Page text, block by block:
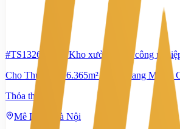
#TS13260085 -Kho xưởng, khu công
Cho Thuê Kho 6.365m² Kcn Quang Minh |
Thỏa thuận
Mê Linh, Hà Nội